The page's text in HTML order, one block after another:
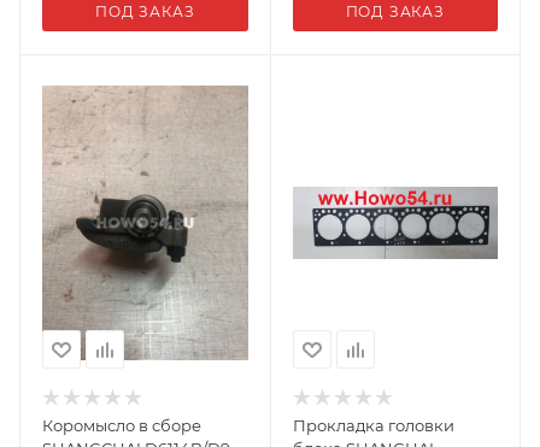
ПОД ЗАКАЗ ПОД ЗАКАЗ
Коромысло в сборе
Прокладка головки